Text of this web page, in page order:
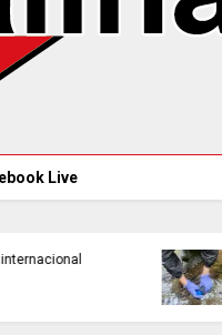
Live
mejorar la calidad del
que consumen miles de